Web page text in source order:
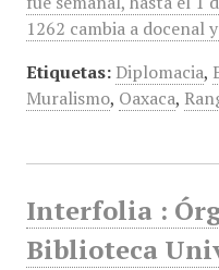
1262 cambia a docenal
Etiquetas: Diplomacia,
Muralismo, Oaxaca,
Interfolia :
Biblioteca